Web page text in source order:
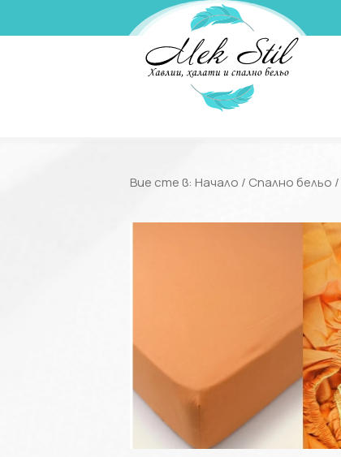
Вие сте в: Начало / Спално бельо /